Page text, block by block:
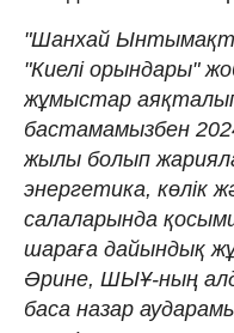
"Шанхай
"Киелі орындары"
жұмыстар аяқталып
бастамамызбен
жылы болып
энергетика, көлік
салаларында
шараға дайындық
Әрине, ШЫҰ-ның
баса назар